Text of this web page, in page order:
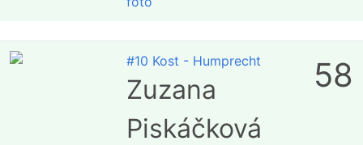
#10 Kost - Humprecht
Zuzana
Piskáčková
58